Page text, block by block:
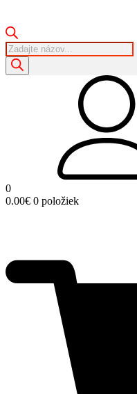
Products
search
0
0.00€ 0 položiek